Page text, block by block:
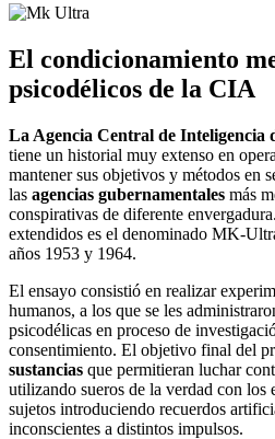
El condicionamiento
psicodélicos de la CIA
La Agencia Central de Inteligencia
tiene un historial muy extenso en
mantener sus objetivos y métodos en
las agencias gubernamentales más
conspirativas de diferente
extendidos es el denominado MK-
años 1953 y 1964.
El ensayo consistió en realizar
humanos, a los que se les
psicodélicas en proceso de
consentimiento. El objetivo final del
sustancias que permitieran luchar
utilizando sueros de la verdad con los
sujetos introduciendo recuerdos
inconscientes a distintos impulsos.